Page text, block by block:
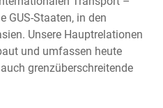
GUS-Staaten, in den
Unsere Hauptrelationen
und umfassen heute
grenzüberschreitende